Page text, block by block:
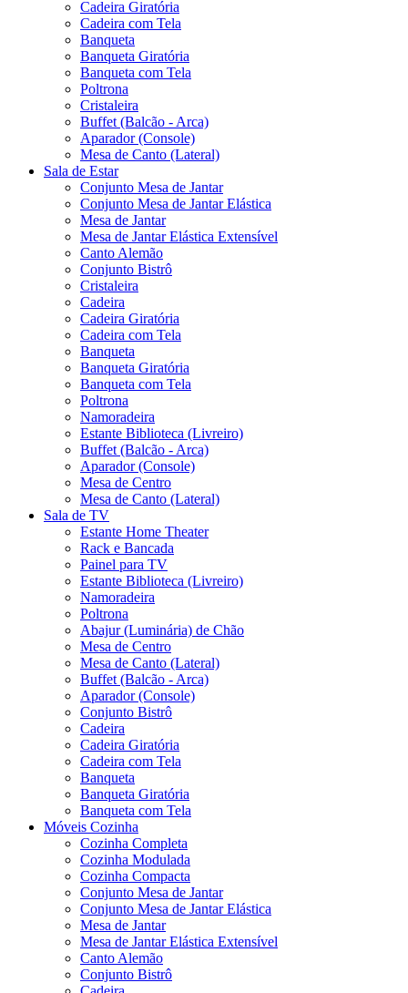
Cadeira Giratória
Cadeira com Tela
Banqueta
Banqueta Giratória
Banqueta com Tela
Poltrona
Cristaleira
Buffet (Balcão - Arca)
Aparador (Console)
Mesa de Canto (Lateral)
Sala de Estar
Conjunto Mesa de Jantar
Conjunto Mesa de Jantar Elástica
Mesa de Jantar
Mesa de Jantar Elástica Extensível
Canto Alemão
Conjunto Bistrô
Cristaleira
Cadeira
Cadeira Giratória
Cadeira com Tela
Banqueta
Banqueta Giratória
Banqueta com Tela
Poltrona
Namoradeira
Estante Biblioteca (Livreiro)
Buffet (Balcão - Arca)
Aparador (Console)
Mesa de Centro
Mesa de Canto (Lateral)
Sala de TV
Estante Home Theater
Rack e Bancada
Painel para TV
Estante Biblioteca (Livreiro)
Namoradeira
Poltrona
Abajur (Luminária) de Chão
Mesa de Centro
Mesa de Canto (Lateral)
Buffet (Balcão - Arca)
Aparador (Console)
Conjunto Bistrô
Cadeira
Cadeira Giratória
Cadeira com Tela
Banqueta
Banqueta Giratória
Banqueta com Tela
Móveis Cozinha
Cozinha Completa
Cozinha Modulada
Cozinha Compacta
Conjunto Mesa de Jantar
Conjunto Mesa de Jantar Elástica
Mesa de Jantar
Mesa de Jantar Elástica Extensível
Canto Alemão
Conjunto Bistrô